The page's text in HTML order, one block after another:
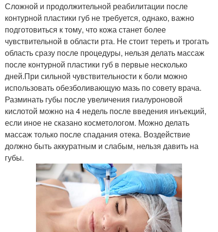
Сложной и продолжительной реабилитации после
контурной пластики губ не требуется, однако, важно
подготовиться к тому, что кожа станет более
чувствительной в области рта. Не стоит тереть и трогать
область сразу после процедуры, нельзя делать массаж
после контурной пластики губ в первые несколько
дней.При сильной чувствительности к боли можно
использовать обезболивающую мазь по совету врача.
Разминать губы после увеличения гиалуроновой
кислотой можно на 4 недель после введения инъекций,
если иное не сказано косметологом. Можно делать
массаж только после спадания отека. Воздействие
должно быть аккуратным и слабым, нельзя давить на
губы.